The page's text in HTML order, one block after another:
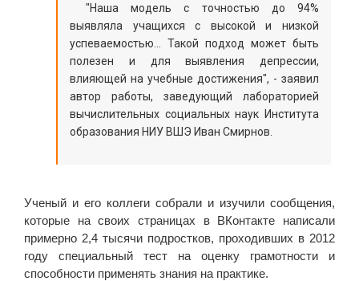
"Наша модель с точностью до 94%
выявляла учащихся с высокой и низкой
успеваемостью... Такой подход может быть
полезен и для выявления депрессии,
влияющей на учебные достижения", - заявил
автор работы, заведующий лабораторией
вычислительных социальных наук Института
образования НИУ ВШЭ Иван Смирнов.
Ученый и его коллеги собрали и изучили сообщения,
которые на своих страницах в ВКонтакте написали
примерно 2,4 тысячи подростков, проходивших в 2012
году специальный тест на оценку грамотности и
способности применять знания на практике.